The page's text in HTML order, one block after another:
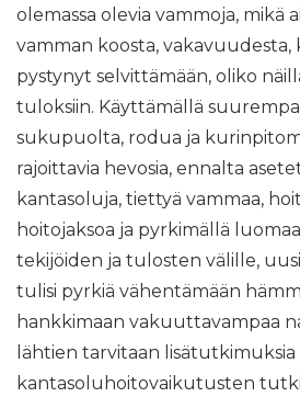
olemassa olevia vammoja, mikä
vamman koosta, vakavuudesta,
pystynyt selvittämään, oliko
tuloksiin. Käyttämällä
sukupuolta, rodua ja
rajoittavia hevosia, ennalta
kantasoluja, tiettyä vammaa,
hoitojaksoa ja pyrkimällä
tekijöiden ja tulosten välille,
tulisi pyrkiä vähentämään
hankkimaan vakuuttavampaa
lähtien tarvitaan
kantasoluhoitovaikutusten